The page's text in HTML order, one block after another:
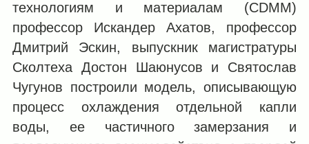
технологиям и материалам (CDMM)
профессор Искандер Ахатов, профессор
Дмитрий Эскин, выпускник магистратуры
Сколтеха Достон Шаюнусов и Святослав
Чугунов построили модель, описывающую
процесс охлаждения отдельной капли
воды, ее частичного замерзания и